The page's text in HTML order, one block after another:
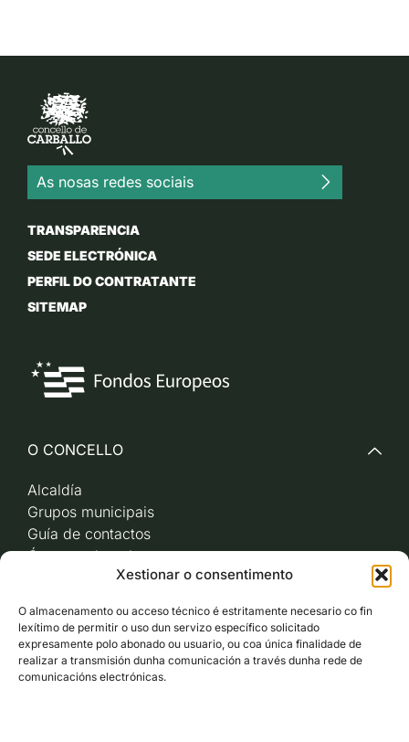
Xestionar o consentimento
O almacenamento ou acceso técnico é estritamente necesario co fin
lexítimo de permitir o uso dun servizo específico solicitado
expresamente polo abonado ou usuario, ou coa única finalidade de
realizar a transmisión dunha comunicación a través dunha rede de
comunicacións electrónicas.
As nosas redes sociais
TRANSPARENCIA
SEDE ELECTRÓNICA
PERFIL DO CONTRATANTE
SITEMAP
O CONCELLO
Alcaldía
Grupos municipais
Guía de contactos
Órganos de goberno
Acceso a videoactas
xunta de goberno local
Imaxe corporativa
CARBALLO AO DÍA